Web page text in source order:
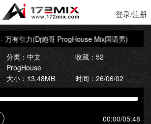
登录/注册
万有引力(Dj炮哥 ProgHouse Mix国语男)
分类：中文
ProgHouse
收藏：52
大小：13.48MB 时间：26/06/02
00:00/05:48